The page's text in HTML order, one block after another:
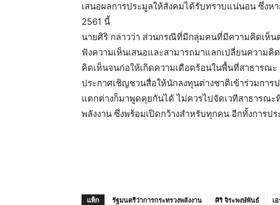
เสนอผลการประมูลให้สังคมได้รับทราบแน่นอน ซึ่ง
2561 นี้
นายศิริ กล่าวว่า ส่วนกรณีที่มีกลุ่มคนที่มีความคิดเห็น
ฟังความเห็นเสนอและสามารถมาแลกเปลี่ยนความคิ
คิดเห็นจนก่อให้เกิดความเดือดร้อนในพื้นที่สาธารณ
ประกาศเชิญชวนสื่อให้นักลงทุนต่างชาติเข้าร่วมกา
แตกต่างก็มาพูดคุยกันได้ ไม่ควรไปจัดเวทีสาธารณ
พลังงาน ซึ่งพร้อมเปิดกว้างสำหรับทุกคน อีกทั้งการป
แท็ก รัฐมนตรีว่าการกระทรวงพลังงาน ศิริ จิระพงษ์พันธ์ เ